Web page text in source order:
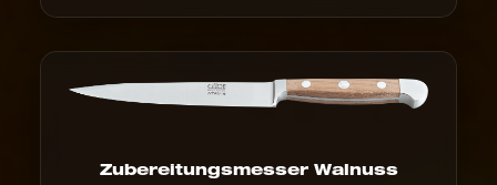
Zubereitungsmesser Walnuss